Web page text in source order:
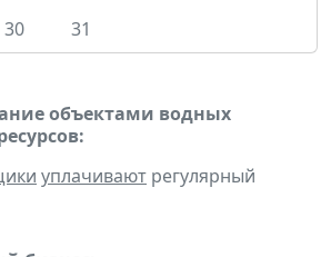
30 31
объектами водных
уплачивают регулярный